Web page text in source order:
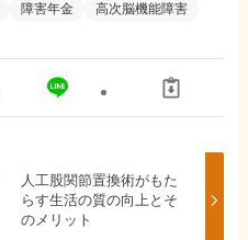
障害年金 高次脳機能障害
人工股関節置換術がもた
らす生活の質の向上とそ
のメリット